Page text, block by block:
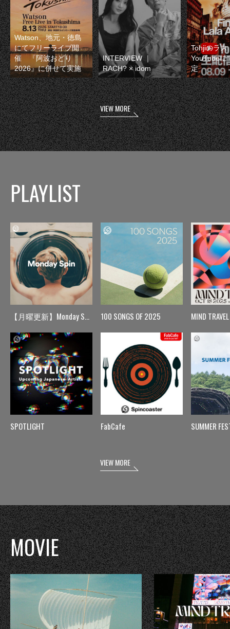
Watson、地元・徳島
にてフリーライブ開
催 『阿波おどり
2026』に併せて実施
INTERVIEW ｜
RACH? × idom
Tohjiのラス
YouTubeに
定
VIEW MORE
PLAYLIST
【月曜更新】Monday Spin
SPOTLIGHT
100 SONGS OF 2025
FabCafe
MIND TRAVEL
SUMMER
VIEW MORE
MOVIE